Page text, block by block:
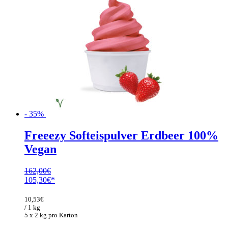
- 35%
Freeezy Softeispulver Erdbeer 100%
Vegan
162,00€
Ursprünglicher
war:
162,00€
105,30€
5 x 2 kg pro Karton
10,53€
/ 1 kg